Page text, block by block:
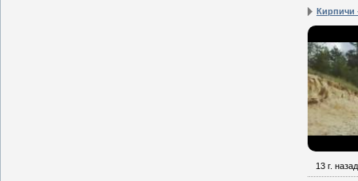
Кирпичи
13 г. назад